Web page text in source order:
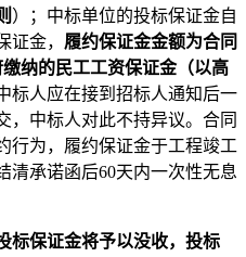
）；中标单位的投标保证金自
证金， 履约保证金金额为合同
纳的民工工资保证金（以高
标人应在接到招标人通知后一
，中标人对此不持异议。合同
行为，履约保证金于工程竣工
清承诺函后60天内一次性无息
标保证金将予以没收，投标